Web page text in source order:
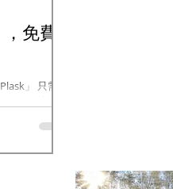
免費
」 只需要
覺得聽起來